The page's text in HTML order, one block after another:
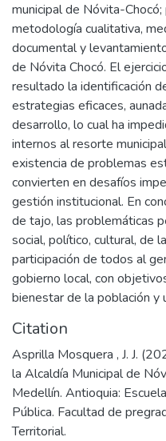
municipal de Nóvita-
metodología cualitativa,
documental y
de Nóvita Chocó. El
resultado la identificación
estrategias eficaces,
desarrollo, lo cual ha
internos al resorte
existencia de problemas
convierten en desafíos
gestión institucional. En
de tajo, las problemáticas
social, político, cultural, de
participación de todos al
gobierno local, con
bienestar de la población y
Citation
Asprilla Mosquera , J. J.
la Alcaldía Municipal de
Medellín. Antioquia:
Pública. Facultad de
Territorial.